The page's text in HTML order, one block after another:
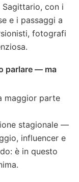
Sagittario, con i
e i passaggi a
fotografi
parlare — ma
maggior parte
stagionale —
influencer e
è in questo